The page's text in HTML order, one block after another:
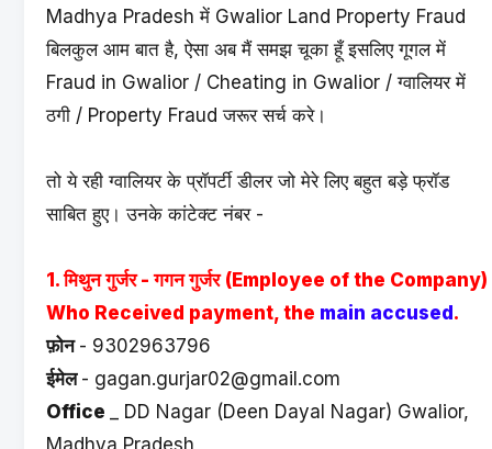
Madhya Pradesh में Gwalior Land Property Fraud
बिलकुल आम बात है, ऐसा अब मैं समझ चूका हूँ इसलिए गूगल में
Fraud in Gwalior / Cheating in Gwalior / ग्वालियर में
ठगी / Property Fraud जरूर सर्च करे।
तो ये रही ग्वालियर के प्रॉपर्टी डीलर जो मेरे लिए बहुत बड़े फ्रॉड
साबित हुए। उनके कांटेक्ट नंबर -
1. मिथुन गुर्जर - गगन गुर्जर (Employee of the Company)
Who Received payment, the main accused.
फ़ोन - 9302963796
ईमेल - gagan.gurjar02@gmail.com
Office
_ DD Nagar (Deen Dayal Nagar) Gwalior,
Madhya Pradesh